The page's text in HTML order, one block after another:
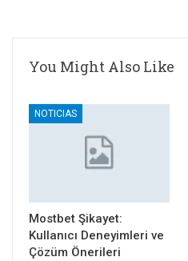
You Might Also Like
NOTICIAS
Mostbet Şikayet:
Kullanıcı Deneyimleri ve
Çözüm Önerileri